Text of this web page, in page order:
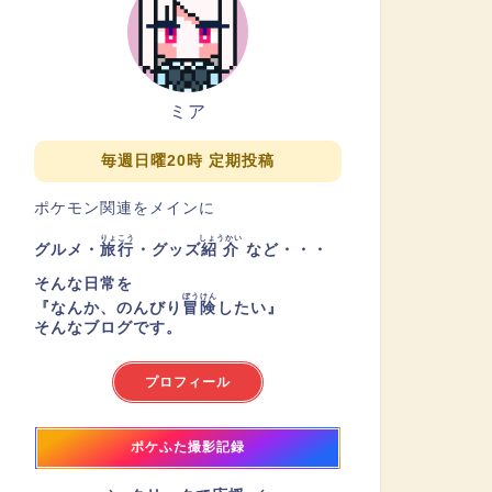
ミア
毎週日曜20時 定期投稿
ポケモン関連をメインに
グルメ・ 旅行
りょこう
・グッズ紹介
しょうかい
など・・・
そんな日常を
『なんか、のんびり 冒険
ぼうけん
したい』
そんなブログです。
プロフィール
ポケふた撮影記録